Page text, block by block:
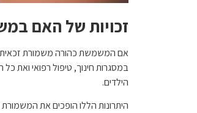
זכויות של האם
אם המשמשת כהורה משמורת זכאית
במסגרות חינוך, טיפול רפואי ואת
הילדים.
היתרונות הללו הופכים את